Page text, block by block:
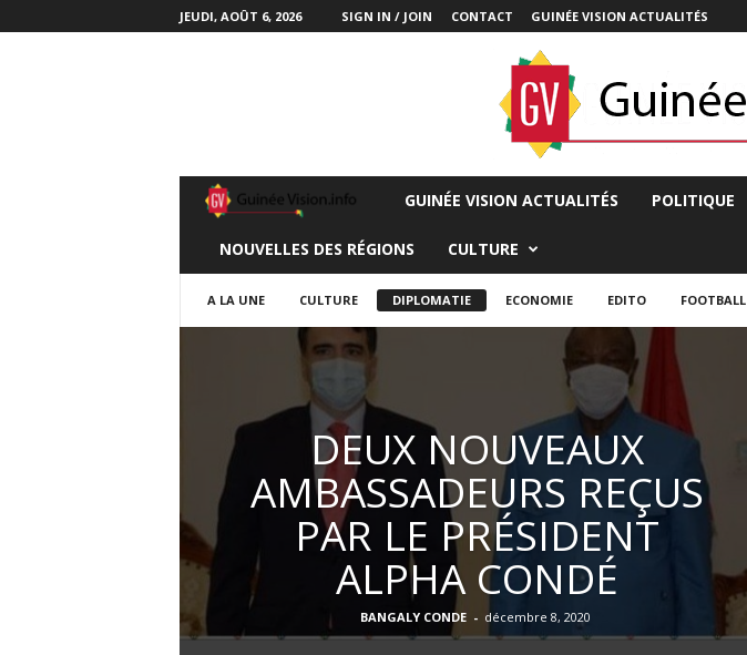
JEUDI, AOÛT 6, 2026 SIGN IN / JOIN CONTACT GUINÉE VISION ACTUALITÉS
U
E
V
I
GUINÉE VISION ACTUALITÉS POLITIQUE
NOUVELLES DES RÉGIONS CULTURE
A LA UNE CULTURE DIPLOMATIE ECONOMIE EDITO FOOTBALL
DEUX NOUVEAUX
AMBASSADEURS REÇUS
PAR LE PRÉSIDENT
ALPHA CONDÉ
BANGALY CONDE - décembre 8, 2020